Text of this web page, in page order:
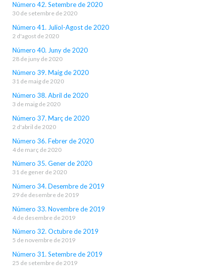
Número 42. Setembre de 2020
30 de setembre de 2020
Número 41. Juliol-Agost de 2020
2 d'agost de 2020
Número 40. Juny de 2020
28 de juny de 2020
Número 39. Maig de 2020
31 de maig de 2020
Número 38. Abril de 2020
3 de maig de 2020
Número 37. Març de 2020
2 d'abril de 2020
Número 36. Febrer de 2020
4 de març de 2020
Número 35. Gener de 2020
31 de gener de 2020
Número 34. Desembre de 2019
29 de desembre de 2019
Número 33. Novembre de 2019
4 de desembre de 2019
Número 32. Octubre de 2019
5 de novembre de 2019
Número 31. Setembre de 2019
25 de setembre de 2019